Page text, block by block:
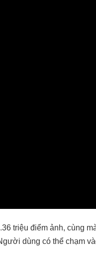
triệu điểm ảnh, cùng
dùng có thể chạm